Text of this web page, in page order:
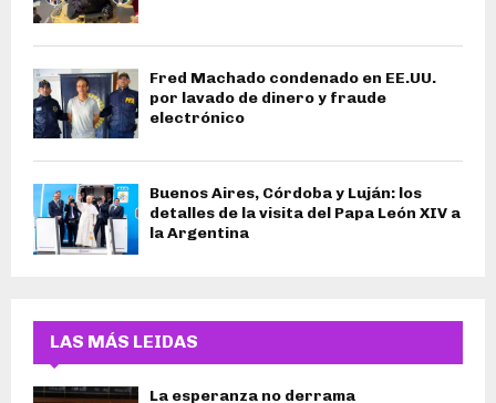
Fred Machado condenado en EE.UU.
por lavado de dinero y fraude
electrónico
Buenos Aires, Córdoba y Luján: los
detalles de la visita del Papa León XIV a
la Argentina
LAS MÁS LEIDAS
La esperanza no derrama